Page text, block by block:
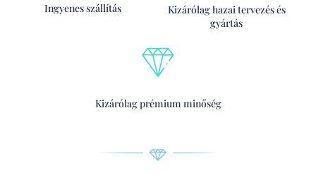
Ingyenes szállítás
Kizárólag hazai tervezés és
gyártás
Kizárólag prémium minőség